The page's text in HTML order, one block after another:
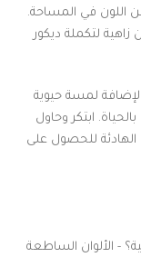
اللون في المساحة.
لتكملة ديكور
لإضافة لمسة حيوية
ابتكر وحاول
الهادئة للحصول على